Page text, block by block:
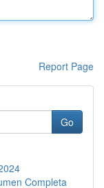
Report Page
Go
Completa